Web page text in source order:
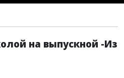
на выпускной -Из